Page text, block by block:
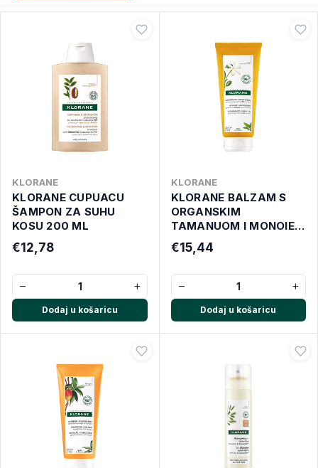
KLORANE
KLORANE CUPUACU
ŠAMPON ZA SUHU
KOSU 200 ML
€12,78
− +
Dodaj u košaricu
KLORANE
KLORANE BALZAM S
ORGANSKIM
TAMANUOM I MONOIEM
200ml
€15,44
− +
Dodaj u košaricu